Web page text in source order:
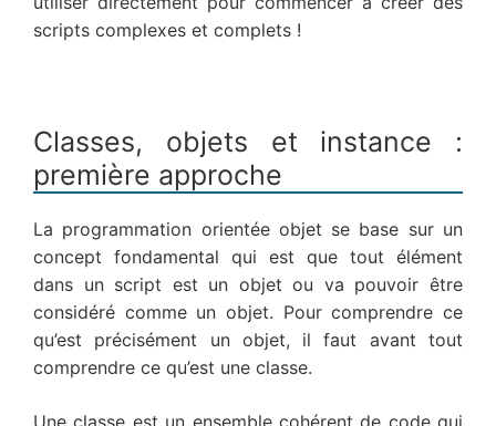
scripts complexes et complets !
Classes, objets et instance :
première approche
La programmation orientée objet se base sur un
concept fondamental qui est que tout élément
dans un script est un objet ou va pouvoir être
considéré comme un objet. Pour comprendre ce
qu’est précisément un objet, il faut avant tout
comprendre ce qu’est une classe.